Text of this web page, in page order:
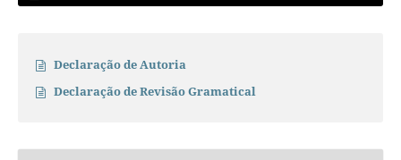
Declaração de Autoria
Declaração de Revisão Gramatical